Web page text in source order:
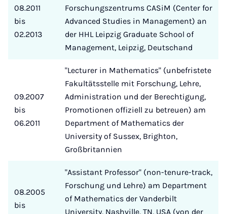
08.2011
bis
02.2013
Forschungszentrums CASiM (Center for
Advanced Studies in Management) an
der HHL Leipzig Graduate School of
Management, Leipzig, Deutschand
09.2007
bis
06.2011
"Lecturer in Mathematics" (unbefristete
Fakultätsstelle mit Forschung, Lehre,
Administration und der Berechtigung,
Promotionen offiziell zu betreuen) am
Department of Mathematics der
University of Sussex, Brighton,
Großbritannien
08.2005
bis
"Assistant Professor" (non-tenure-track,
Forschung und Lehre) am Department
of Mathematics der Vanderbilt
University, Nashville, TN, USA (von der